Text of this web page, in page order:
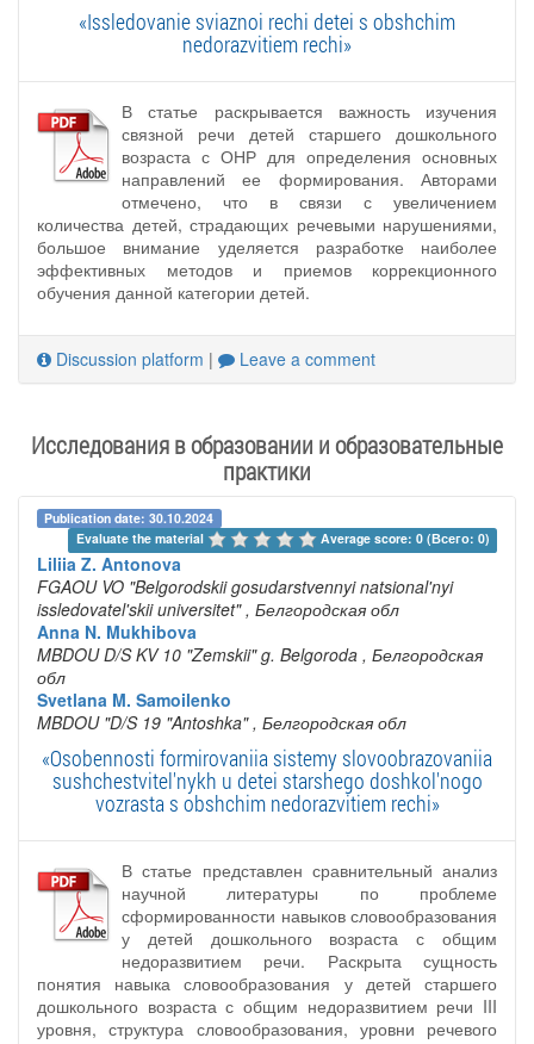
«Issledovanie sviaznoi rechi detei s obshchim
nedorazvitiem rechi»
В статье раскрывается важность изучения
связной речи детей старшего дошкольного
возраста с ОНР для определения основных
направлений ее формирования. Авторами
отмечено, что в связи с увеличением
количества детей, страдающих речевыми нарушениями,
большое внимание уделяется разработке наиболее
эффективных методов и приемов коррекционного
обучения данной категории детей.
Discussion platform | Leave a comment
Исследования в образовании и образовательные
практики
Publication date: 30.10.2024
Evaluate the material
Average score: 0 (Всего: 0)
Liliia Z. Antonova
FGAOU VO "Belgorodskii gosudarstvennyi natsional'nyi
issledovatel'skii universitet" , Белгородская обл
Anna N. Mukhibova
MBDOU D/S KV 10 "Zemskii" g. Belgoroda , Белгородская
обл
Svetlana M. Samoilenko
MBDOU "D/S 19 "Antoshka" , Белгородская обл
«Osobennosti formirovaniia sistemy slovoobrazovaniia
sushchestvitel'nykh u detei starshego doshkol'nogo
vozrasta s obshchim nedorazvitiem rechi»
В статье представлен сравнительный анализ
научной литературы по проблеме
сформированности навыков словообразования
у детей дошкольного возраста с общим
недоразвитием речи. Раскрыта сущность
понятия навыка словообразования у детей старшего
дошкольного возраста с общим недоразвитием речи III
уровня, структура словообразования, уровни речевого